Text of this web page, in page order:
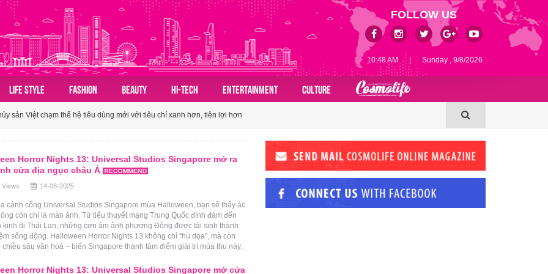
10:48 AM Sunday , 9/8/2026
FOLLOW US
LIFE STYLE FASHION BEAUTY HI-TECH ENTERTAINMENT
CULTURE
hóa du lịch nhóm của người Việt
sản Việt chạm thế hệ tiêu dùng mới với tiêu chí xanh hơn, tiện lợi hơn
hóa du lịch nhóm của người Việt
sản Việt chạm thế hệ tiêu dùng mới với tiêu chí xanh hơn, tiện lợi hơn
Horror Nights 13: Universal Studios Singapore mở ra
cửa địa ngục châu Á
Views 14-08-2025
cánh cổng Universal Studios Singapore mùa Halloween, bạn sẽ thấy ác
còn chỉ là màn ảnh. Từ tiểu thuyết mạng Trung Quốc đình đám đến
kinh dị Thái Lan, những cơn ám ảnh phương Đông được tái sinh thành
sống động. Halloween Horror Nights 13 không chỉ “hù dọa”, mà còn
chiều sâu văn hoá – biến Singapore thành tâm điểm giải trí mùa thu này.
Horror Nights 13: Universal Studios Singapore mở cửa